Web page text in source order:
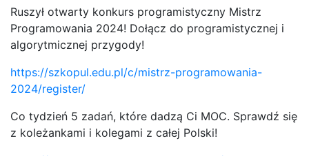
Ruszył otwarty konkurs programistyczny Mistrz
Programowania 2024! Dołącz do programistycznej i
algorytmicznej przygody!
https://szkopul.edu.pl/c/mistrz-programowania-
2024/register/
Co tydzień 5 zadań, które dadzą Ci MOC. Sprawdź się
z koleżankami i kolegami z całej Polski!